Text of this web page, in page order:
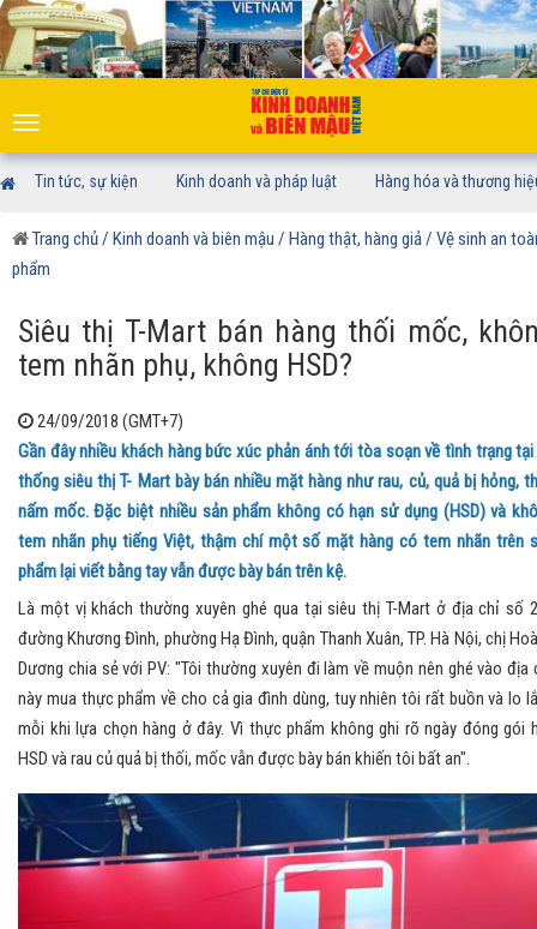
Toggle
navigation
Tin tức, sự kiện Kinh doanh và pháp luật Hàng hóa và thương
Trang chủ/ Kinh doanh và biên mậu / Hàng thật, hàng giả/ Vệ sinh an
phẩm
Siêu thị T-Mart bán hàng thối mốc,
tem nhãn phụ, không HSD?
24/09/2018 (GMT+7)
Gần đây nhiều khách hàng bức xúc phản ánh tới tòa soạn về tình trạng tại
thống siêu thị T- Mart bày bán nhiều mặt hàng như rau, củ, quả bị hỏng,
nấm mốc. Đặc biệt nhiều sản phẩm không có hạn sử dụng (HSD) và
tem nhãn phụ tiếng Việt, thậm chí một số mặt hàng có tem nhãn trên
phẩm lại viết bằng tay vẫn được bày bán trên kệ.
Là một vị khách thường xuyên ghé qua tại siêu thị T-Mart ở địa chỉ số
đường Khương Đình, phường Hạ Đình, quận Thanh Xuân, TP. Hà Nội, chị
Dương chia sẻ với PV: "Tôi thường xuyên đi làm về muộn nên ghé vào địa
này mua thực phẩm về cho cả gia đình dùng, tuy nhiên tôi rất buồn và lo
mỗi khi lựa chọn hàng ở đây. Vì thực phẩm không ghi rõ ngày đóng gói
HSD và rau củ quả bị thối, mốc vẫn được bày bán khiến tôi bất an".